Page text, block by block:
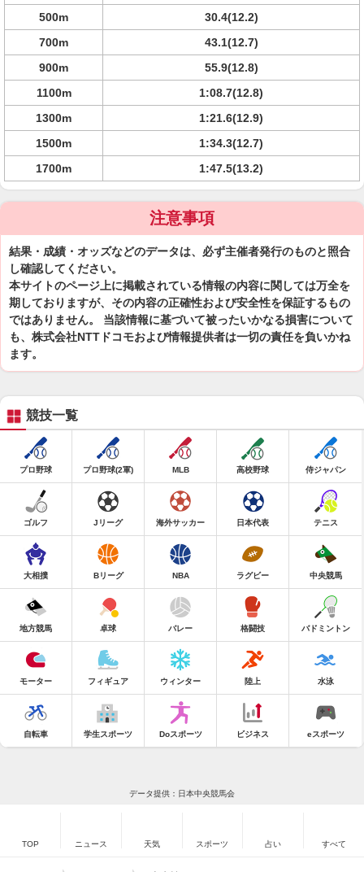
500m
30.4(12.2)
700m
43.1(12.7)
900m
55.9(12.8)
1100m
1:08.7(12.8)
1300m
1:21.6(12.9)
1500m
1:34.3(12.7)
1700m
1:47.5(13.2)
注意事項
結果・成績・オッズなどのデータは、必ず主催者発行のものと照合
し確認してください。
本サイトのページ上に掲載されている情報の内容に関しては万全を
期しておりますが、その内容の正確性および安全性を保証するもの
ではありません。 当該情報に基づいて被ったいかなる損害について
も、株式会社NTTドコモおよび情報提供者は一切の責任を負いかね
ます。
競技一覧
プロ野球 プロ野球(2軍) MLB 高校野球 侍ジャパン
ゴルフ Jリーグ 海外サッカー 日本代表 テニス
大相撲 Bリーグ NBA ラグビー 中央競馬
地方競馬 卓球 バレー 格闘技 バドミントン
モーター フィギュア ウィンター 陸上 水泳
自転車 学生スポーツ Doスポーツ ビジネス eスポーツ
データ提供：日本中央競馬会
TOP ニュース 天気 スポーツ 占い すべて